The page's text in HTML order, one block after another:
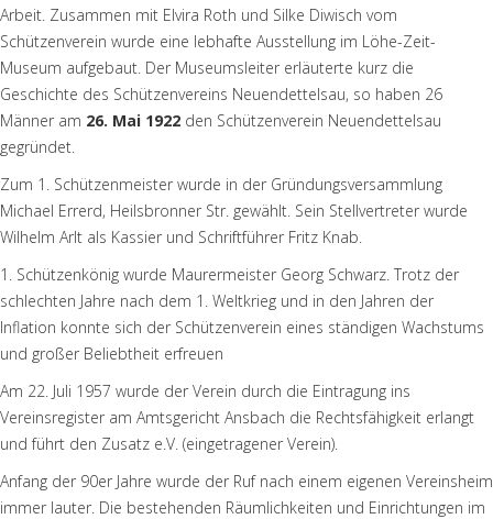
Arbeit. Zusammen mit Elvira Roth und Silke Diwisch vom
Schützenverein wurde eine lebhafte Ausstellung im Löhe-Zeit-
Museum aufgebaut. Der Museumsleiter erläuterte kurz die
Geschichte des Schützenvereins Neuendettelsau, so haben 26
Männer am 26. Mai 1922 den Schützenverein Neuendettelsau
gegründet.
Zum 1. Schützenmeister wurde in der Gründungsversammlung
Michael Errerd, Heilsbronner Str. gewählt. Sein Stellvertreter wurde
Wilhelm ArIt als Kassier und Schriftführer Fritz Knab.
1. Schützenkönig wurde Maurermeister Georg Schwarz. Trotz der
schlechten Jahre nach dem 1. Weltkrieg und in den Jahren der
Inflation konnte sich der Schützenverein eines ständigen Wachstums
und großer Beliebtheit erfreuen
Am 22. Juli 1957 wurde der Verein durch die Eintragung ins
Vereinsregister am Amtsgericht Ansbach die Rechtsfähigkeit erlangt
und führt den Zusatz e.V. (eingetragener Verein).
Anfang der 90er Jahre wurde der Ruf nach einem eigenen Vereinsheim
immer lauter. Die bestehenden Räumlichkeiten und Einrichtungen im